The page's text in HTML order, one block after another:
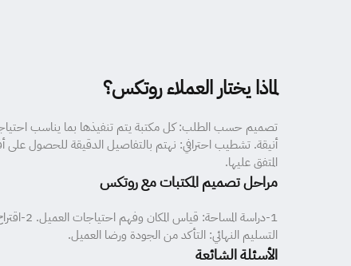
لماذا يختار العملاء روتكس؟
تصميم حسب الطلب: كل مكتبة يتم تنفيذها بما يناسب
أنيقة. تشطيب احترافي: نهتم بالتفاصيل الدقيقة للحصول على
المتفق عليها.
مراحل تصميم المكتبات مع روتكس
التسليم النهائي: التأكد من الجودة ورضا العميل.
الأسئلة الشائعة